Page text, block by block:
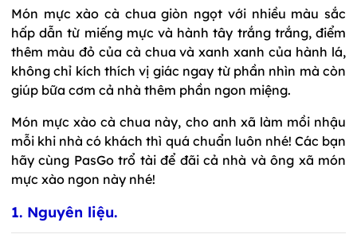
Món mực xào cà chua giòn ngọt với nhiều màu sắc
hấp dẫn từ miếng mực và hành tây trắng trắng, điểm
thêm màu đỏ của cà chua và xanh xanh của hành lá,
không chỉ kích thích vị giác ngay từ phần nhìn mà còn
giúp bữa cơm cả nhà thêm phần ngon miệng.
Món mực xào cà chua này, cho anh xã làm mồi nhậu
mỗi khi nhà có khách thì quá chuẩn luôn nhé! Các bạn
hãy cùng PasGo trổ tài để đãi cả nhà và ông xã món
mực xào ngon này nhé!
1. Nguyên liệu.